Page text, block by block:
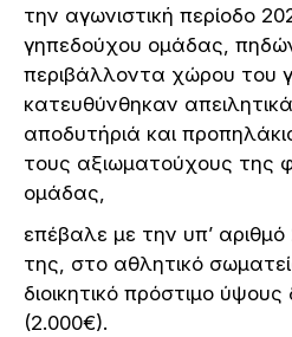
την αγωνιστική περίοδο
γηπεδούχου ομάδας,
περιβάλλοντα χώρου του
κατευθύνθηκαν
αποδυτήριά και
τους αξιωματούχους της
ομάδας,
επέβαλε με την υπ’
της, στο αθλητικό
διοικητικό πρόστιμο
(2.000€).